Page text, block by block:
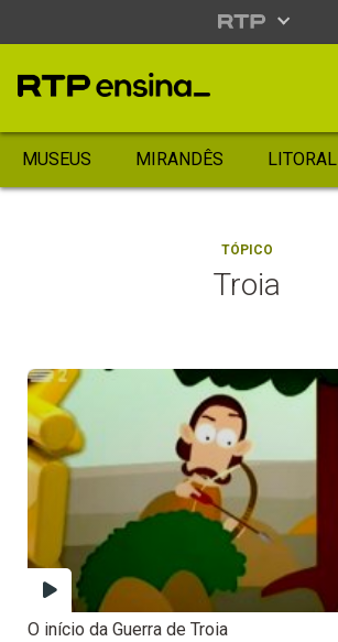
MUSEUS MIRANDÊS LITORAL
TÓPICO
Troia
O início da Guerra de Troia